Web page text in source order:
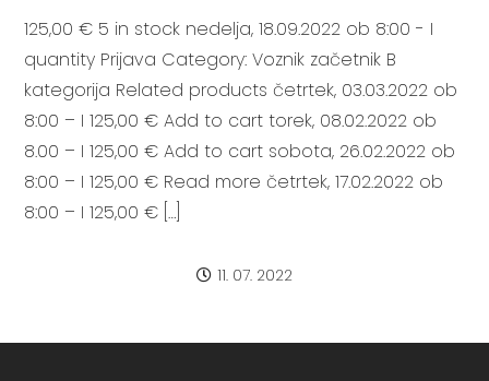
125,00 € 5 in stock nedelja, 18.09.2022 ob 8:00 - I
quantity Prijava Category: Voznik začetnik B
kategorija Related products četrtek, 03.03.2022 ob
8:00 – I 125,00 € Add to cart torek, 08.02.2022 ob
8.00 – I 125,00 € Add to cart sobota, 26.02.2022 ob
8:00 – I 125,00 € Read more četrtek, 17.02.2022 ob
8:00 – I 125,00 € […]
11. 07. 2022